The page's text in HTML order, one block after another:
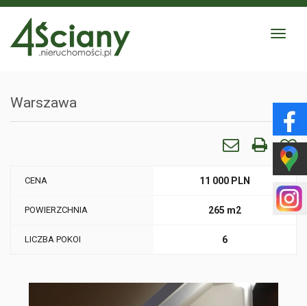
Toggle
Warszawa
CENA 11 000 PLN
POWIERZCHNIA 265 m2
LICZBA POKOI 6